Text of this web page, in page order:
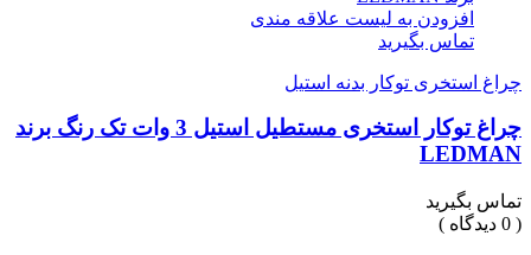
افزودن به لیست علاقه مندی
تماس بگیرید
چراغ استخری توکار بدنه استیل
چراغ توکار استخری مستطیل استیل 3 وات تک رنگ برند
LEDMAN
تماس بگیرید
( 0 دیدگاه )